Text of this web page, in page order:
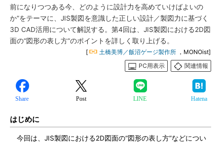
前になりつつある今、どのように設計力を高めていけばよいの
か”をテーマに、JIS製図を意識した正しい設計／製図力に基づく
3D CAD活用について解説する。第4回は、JIS製図における2D図
面の“図形の表し方”のポイントを詳しく取り上げる。
[ 土橋美博／飯沼ゲージ製作所 ，MONOist]
PC用表示
関連情報
Share Post LINE Hatena
はじめに
今回は、JIS製図における2D図面の“図形の表し方”などについ